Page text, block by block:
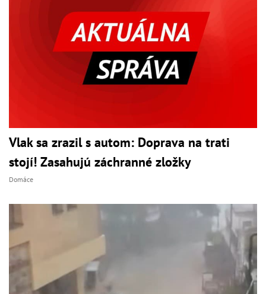
Vlak sa zrazil s autom: Doprava na trati
stojí! Zasahujú záchranné zložky
Domáce